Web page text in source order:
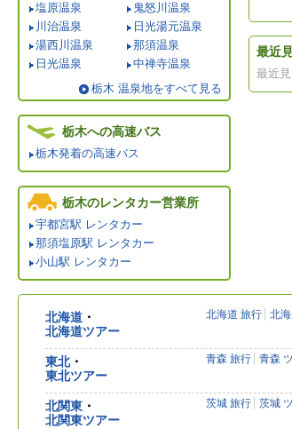
塩原温泉
鬼怒川温泉
川治温泉
日光湯元温泉
湯西川温泉
那須温泉
日光温泉
中禅寺温泉
栃木 温泉地をすべて見る
栃木への高速バス
栃木発着の高速バス
栃木のレンタカー営業所
宇都宮駅 レンタカー
那須塩原駅 レンタカー
小山駅 レンタカー
最近
最近
北海道 ・
北海道ツアー
北海道 旅行 北
東北・
東北ツアー
青森 旅行 青森
北関東 ・
北関東ツアー
茨城 旅行 茨城